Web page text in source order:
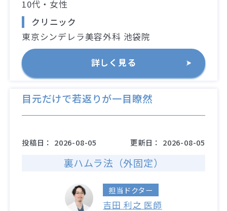
10代・女性
クリニック
東京シンデレラ美容外科 池袋院
詳しく見る
目元だけで若返りが一目瞭然
投稿日： 2026-08-05 更新日： 2026-08-05
裏ハムラ法（外固定）
担当ドクター
吉田 利之 医師